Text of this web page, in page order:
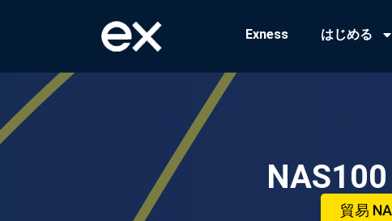
Exness はじめる
貿易